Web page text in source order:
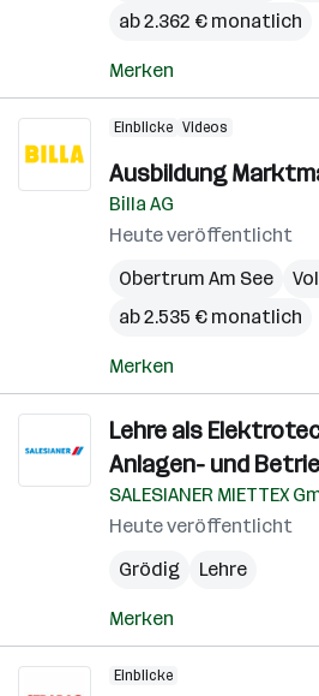
ab 2.362 € monatlich
Merken
Einblicke Videos
Ausbildung
Billa AG
Heute veröffentlicht
Obertrum Am See
ab 2.535 € monatlich
Merken
Lehre als
Anlagen- und
SALESIANER MIETTEX
Heute veröffentlicht
Grödig
Lehre
Merken
Einblicke